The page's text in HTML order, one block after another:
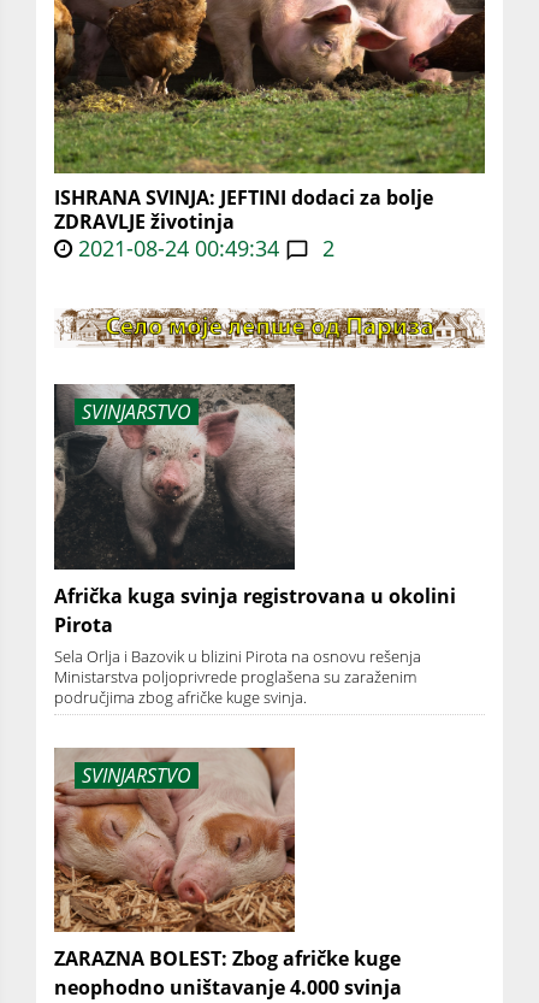
ISHRANA SVINJA: JEFTINI dodaci za bolje
ZDRAVLJE životinja
2021-08-24 00:49:34 2
SVINJARSTVO
Afrička kuga svinja registrovana u okolini
Pirota
Sela Orlja i Bazovik u blizini Pirota na osnovu rešenja
Ministarstva poljoprivrede proglašena su zaraženim
područjima zbog afričke kuge svinja.
SVINJARSTVO
ZARAZNA BOLEST: Zbog afričke kuge
neophodno uništavanje 4.000 svinja